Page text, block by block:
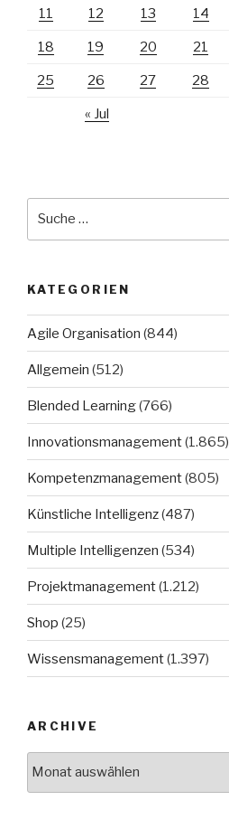
11 12 13 14
18 19 20 21
25 26 27 28
« Jul
KATEGORIEN
Agile Organisation (844)
Allgemein (512)
Blended Learning(766)
Innovationsmanagement(1.865)
Kompetenzmanagement(805)
Künstliche Intelligenz(487)
Multiple Intelligenzen (534)
Projektmanagement(1.212)
Shop (25)
Wissensmanagement(1.397)
ARCHIVE